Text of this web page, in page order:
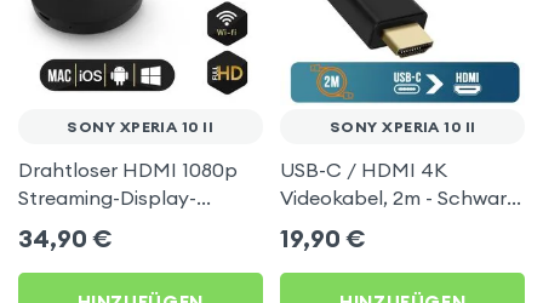
SONY XPERIA 10 II
Drahtloser HDMI 1080p
Streaming-Display-
Dongle, TV-Video-
Empfänger (Miracast,
AirPlay, DLNA-
34,90 €
SONY XPERIA 10 II
USB-C / HDMI 4K
Videokabel, 2m - Schwarz
für Sony Xperia 10 II
19,90 €